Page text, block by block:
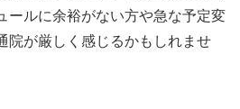
ールに余裕がない方や急な予定変
院が厳しく感じるかもしれませ